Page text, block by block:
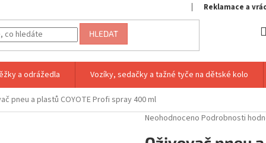
Reklamace a
HLEDAT
a odrážedla Vozíky, sedačky a tažné tyče na dětské kolo
pneu a plastů COYOTE Profi spray 400 ml
Průměrné
produktu
Neohodnoceno Podrobnosti